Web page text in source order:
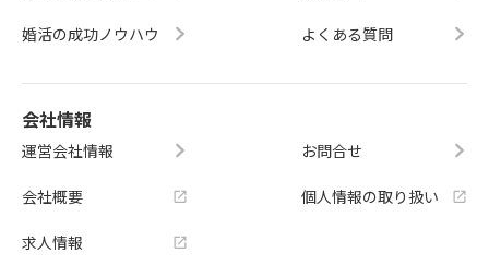
婚活の成功ノウハウ よくある質問
会社情報
運営会社情報
会社概要
求人情報
お問合せ
個人情報の取り扱い